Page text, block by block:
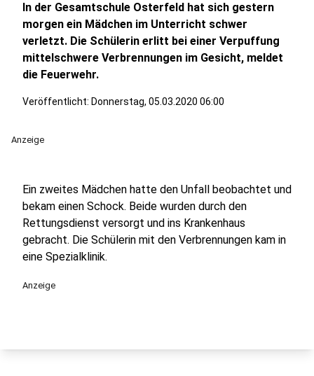
In der Gesamtschule Osterfeld hat sich gestern
morgen ein Mädchen im Unterricht schwer
verletzt. Die Schülerin erlitt bei einer Verpuffung
mittelschwere Verbrennungen im Gesicht, meldet
die Feuerwehr.
Veröffentlicht: Donnerstag, 05.03.2020 06:00
Anzeige
Ein zweites Mädchen hatte den Unfall beobachtet und
bekam einen Schock. Beide wurden durch den
Rettungsdienst versorgt und ins Krankenhaus
gebracht. Die Schülerin mit den Verbrennungen kam in
eine Spezialklinik.
Anzeige